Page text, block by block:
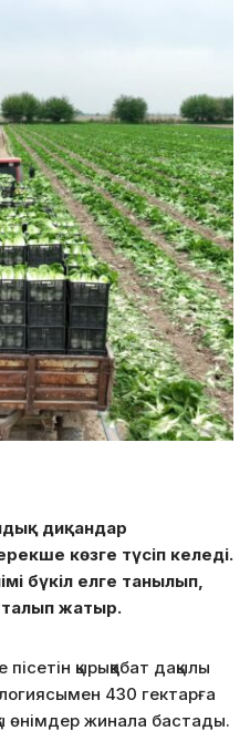
диқандар
көзге түсіп келеді.
бүкіл елге танылып,
жатыр.
қырыққабат дақылы
430 гектарға
өнімдер жинала бастады.